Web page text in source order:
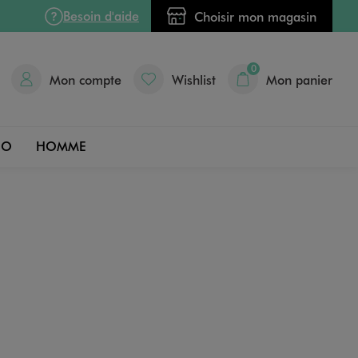
Besoin d'aide Choisir mon magasin
Mon compte Wishlist
0
Mon panier
HOMME